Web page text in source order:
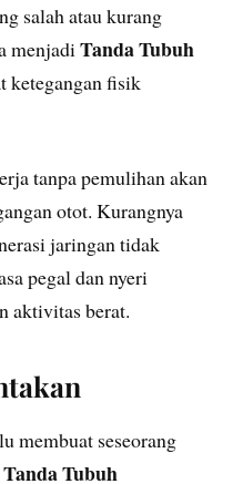
salah atau kurang
menjadiTanda Tubuh
ketegangan fisik
tanpa pemulihan akan
otot. Kurangnya
jaringan tidak
pegal dan nyeri
aktivitas berat.
membuat seseorang
Tanda Tubuh